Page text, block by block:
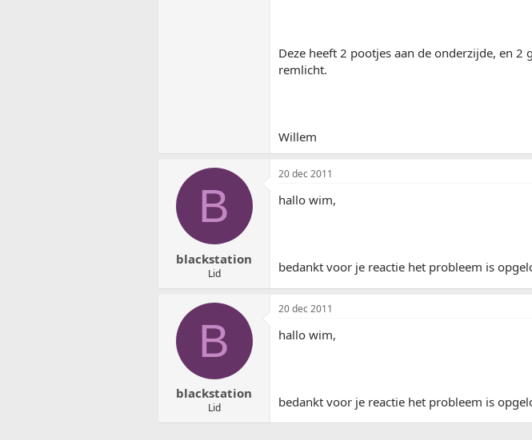
Deze heeft 2 pootjes aan de onderzijde, en
remlicht.
Willem
B
blackstation
Lid
20 dec 2011
hallo wim,
bedankt voor je reactie het probleem is
B
blackstation
Lid
20 dec 2011
hallo wim,
bedankt voor je reactie het probleem is